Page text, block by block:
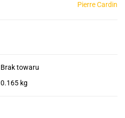
Pierre Cardin
Brak towaru
0.165 kg